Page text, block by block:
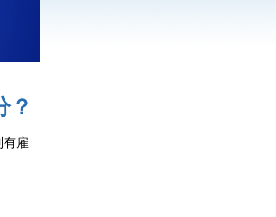
？
有雇